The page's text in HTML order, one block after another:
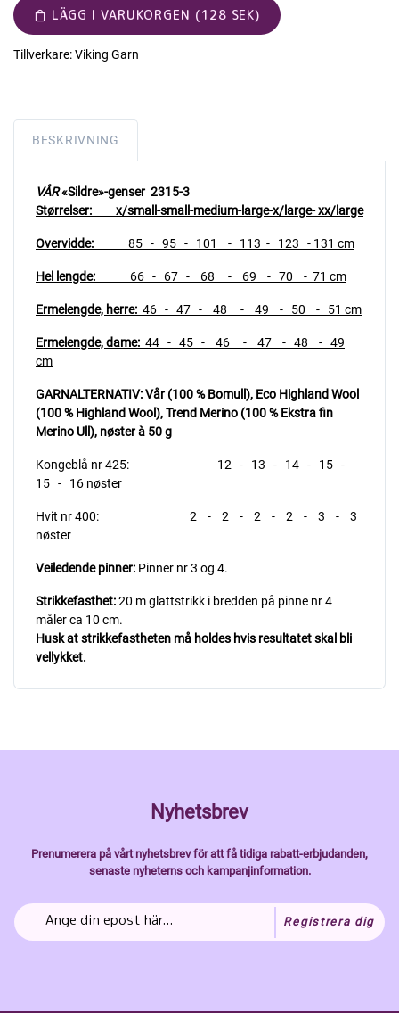
LÄGG I VARUKORGEN (128 SEK)
Tillverkare:Viking Garn
BESKRIVNING
VÅR«Sildre»-genser 2315-3
Størrelser: x/small-small-medium-large-x/large- xx/large
Overvidde: 85 - 95 - 101 - 113 - 123 - 131 cm
Hel lengde: 66 - 67 - 68 - 69 - 70 - 71 cm
Ermelengde, herre: 46 - 47 - 48 - 49 - 50 - 51 cm
Ermelengde, dame: 44 - 45 - 46 - 47 - 48 - 49
cm
GARNALTERNATIV: Vår (100 % Bomull), Eco Highland Wool
(100 % Highland Wool), Trend Merino (100 % Ekstra fin
Merino Ull), nøster à 50 g
Kongeblå nr 425: 12 - 13 - 14 - 15 -
15 - 16 nøster
Hvit nr 400: 2 - 2 - 2 - 2 - 3 - 3
nøster
Veiledende pinner: Pinner nr 3 og 4.
Strikkefasthet:20 m glattstrikk i bredden på pinne nr 4
måler ca 10 cm.
Husk at strikkefastheten må holdes hvis resultatet skal bli
vellykket.
Nyhetsbrev
Prenumerera på vårt nyhetsbrev för att få tidiga rabatt-erbjudanden,
senaste nyheterns och kampanjinformation.
Registrera dig